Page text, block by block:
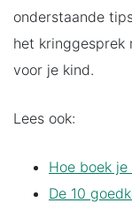
onderstaande
het kringgesprek
voor je kind.
Lees ook:
Hoe boek
De 10